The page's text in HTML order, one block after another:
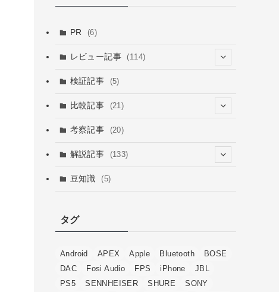
PR (6)
レビュー記事 (114)
検証記事 (5)
比較記事 (21)
考察記事 (20)
解説記事 (133)
豆知識 (5)
タグ
Android APEX Apple Bluetooth
BOSE
DAC
Fosi Audio FPS iPhone
JBL
PS5
SENNHEISER SHURE
SONY